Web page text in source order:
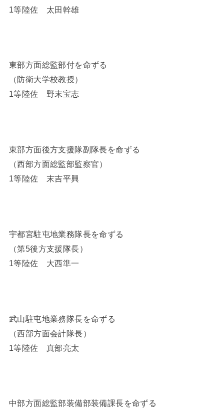
1等陸佐 太田幹雄
東部方面総監部付を命ずる
（防衛大学校教授）
1等陸佐 野末宝志
東部方面後方支援隊副隊長を命ずる
（西部方面総監部監察官）
1等陸佐 末吉平興
宇都宮駐屯地業務隊長を命ずる
（第5後方支援隊長）
1等陸佐 大西準一
武山駐屯地業務隊長を命ずる
（西部方面会計隊長）
1等陸佐 真部亮太
中部方面総監部装備部装備課長を命ずる